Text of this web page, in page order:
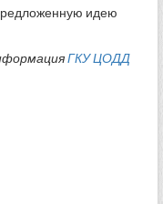
идею
ГКУ ЦОДД